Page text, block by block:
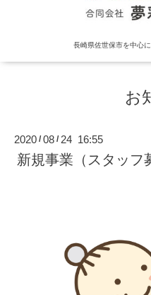
長崎県佐世保市を中心
お
2020 /08 / 24 16:55
新規事業（スタッフ